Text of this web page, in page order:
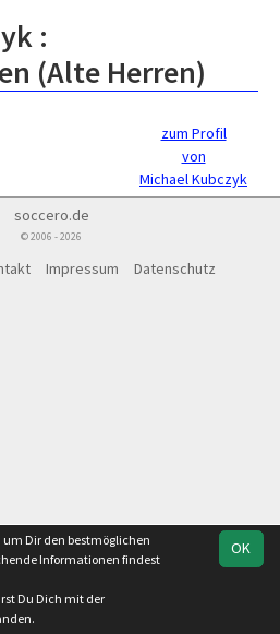
:
(Alte Herren)
zum Profil
von
Michael Kubczyk
soccero.de
© 2006 - 2026
Impressum Datenschutz
OK
um Dir den bestmöglichen
Informationen findest
Du Dich mit der